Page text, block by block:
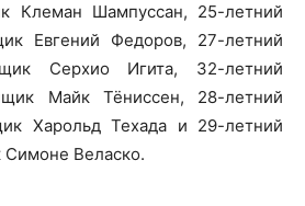
Клеман Шампуссан, 25-летний
Евгений Федоров, 27-летний
Серхио Игита, 32-летний
Майк Тёниссен, 28-летний
Харольд Техада и 29-летний
Симоне Веласко.